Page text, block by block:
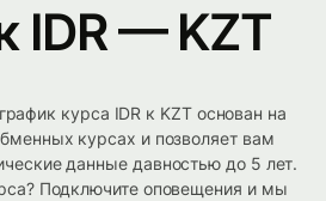
IDR — KZT
курса IDR к KZT основан на
курсах и позволяет вам
данные давностью до 5 лет.
Подключите оповещения и мы